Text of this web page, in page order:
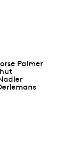
Palmer